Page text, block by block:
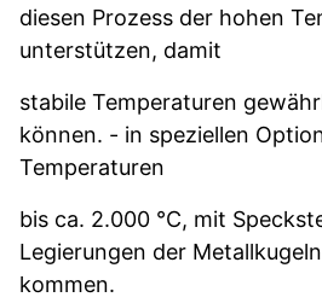
diesen Prozess der hohen
unterstützen, damit
stabile Temperaturen
können. - in speziellen
Temperaturen
bis ca. 2.000 °C, mit
Legierungen der
kommen.